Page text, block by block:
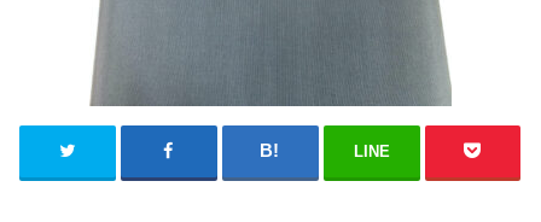
LINE